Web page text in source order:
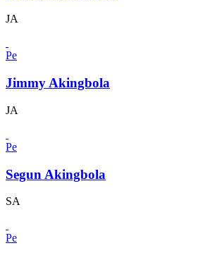
JA
Pe
Jimmy Akingbola
JA
Pe
Segun Akingbola
SA
Pe